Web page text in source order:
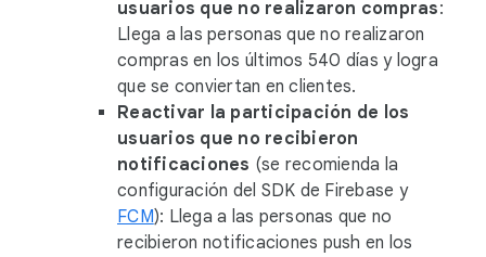
usuarios que no realizaron compras:
Llega a las personas que no realizaron
compras en los últimos 540 días y logra
que se conviertan en clientes.
Reactivar la participación de los
usuarios que no recibieron
notificaciones (se recomienda la
configuración del SDK de Firebase y
FCM): Llega a las personas que no
recibieron notificaciones push en los